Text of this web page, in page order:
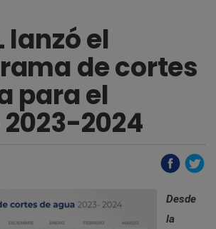
lanzó el
de cortes
para el
2024
Desde
la